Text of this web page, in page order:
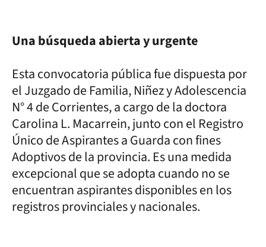
Una búsqueda abierta y urgente
Esta convocatoria pública fue dispuesta por
el Juzgado de Familia, Niñez y Adolescencia
N° 4 de Corrientes, a cargo de la doctora
Carolina L. Macarrein, junto con el Registro
Único de Aspirantes a Guarda con fines
Adoptivos de la provincia. Es una medida
excepcional que se adopta cuando no se
encuentran aspirantes disponibles en los
registros provinciales y nacionales.